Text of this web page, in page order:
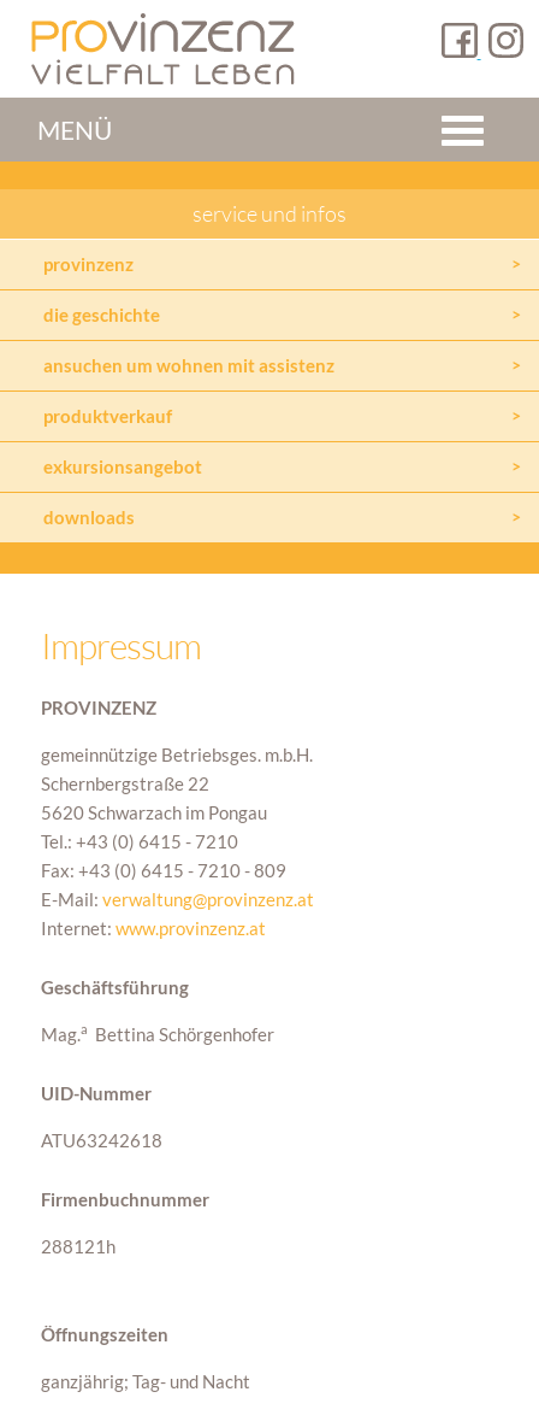
MENÜ
service und infos
provinzenz
die geschichte
ansuchen um wohnen mit assistenz
produktverkauf
exkursionsangebot
downloads
Impressum
PROVINZENZ
gemeinnützige Betriebsges. m.b.H.
Schernbergstraße 22
5620 Schwarzach im Pongau
Tel.: +43 (0) 6415 - 7210
Fax: +43 (0) 6415 - 7210 - 809
E-Mail: verwaltung@provinzenz.at
Internet: www.provinzenz.at
Geschäftsführung
Mag.a Bettina Schörgenhofer
UID-Nummer
ATU63242618
Firmenbuchnummer
288121h
Öffnungszeiten
ganzjährig; Tag- und Nacht